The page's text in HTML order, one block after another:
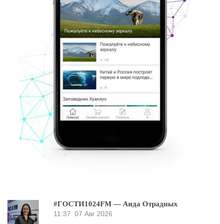
#ГОСТИ1024FM — Аида Отрадных
11:37 07 Авг 2026